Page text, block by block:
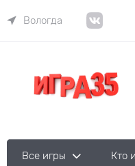
Вологда
Все игры Кто